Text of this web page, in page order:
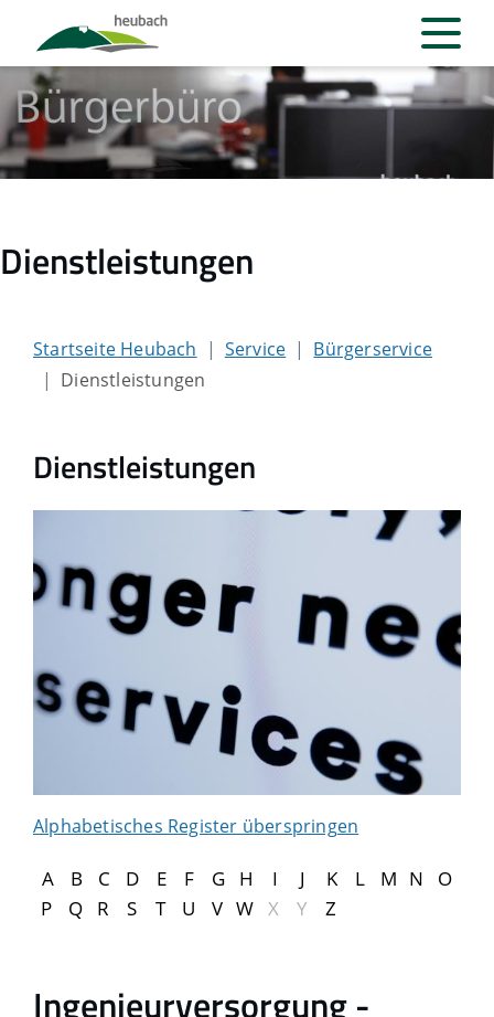
Dienstleistungen
Startseite Heubach Service
Bürgerservice
Dienstleistungen
Dienstleistungen
Alphabetisches Register überspringen
A B C D E F G H I J K L M N
O
P
Q R S T U V W X Y Z
Ingenieurversorgung -